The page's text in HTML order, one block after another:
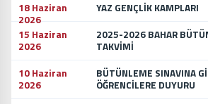
18 Haziran
2026
YAZ GENÇLİK KAMPLARI
15 Haziran
2026
2025-2026 BAHAR
TAKVİMİ
10 Haziran
2026
BÜTÜNLEME SINAVINA
ÖĞRENCİLERE DUYURU